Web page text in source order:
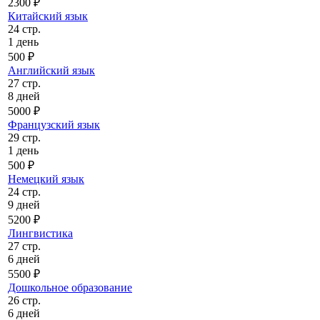
Китайский язык
24 стр.
1 день
500 ₽
Английский язык
27 стр.
8 дней
5000 ₽
Французский язык
29 стр.
1 день
500 ₽
Немецкий язык
24 стр.
9 дней
5200 ₽
Лингвистика
27 стр.
6 дней
5500 ₽
Дошкольное образование
26 стр.
6 дней